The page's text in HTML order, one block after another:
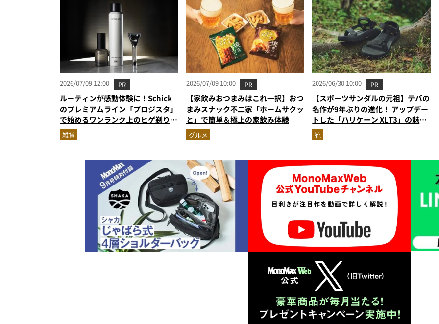
2026/07/09 12:00 PR
ルーティンが感動体験に！Schick
のプレミアムライン「プロジスタ」
で始めるワンランク上のヒゲ剃り習
慣
雑貨
2026/07/09 10:00 PR
【家飲みおつまみはこれ一択】おつ
まみスナック不二家「ホームサクッ
と」で簡単＆極上の家飲み体験
グルメ
2026/06/30 10:00 PR
【スポーツサンダルの元祖】テバの
名作が9年ぶりの進化！ アップデー
トした「ハリケーン XLT3」の魅力
を識者があらゆる角度から徹底解
説！
靴